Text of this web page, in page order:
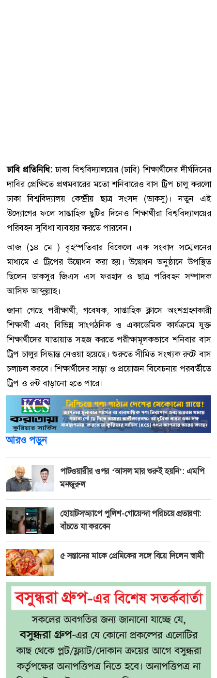
ঢাবি প্রতিনিধি:ঢাকা বিশ্ববিদ্যালয়ের (ঢাবি) শিক্ষার্থীদের দীর্ঘদিনের
দাবির প্রেক্ষিতে প্রথমবারের মতো শনিবারেও বাস ট্রিপ চালু করলো
ঢাকা বিশ্ববিদ্যালয় কেন্দ্রীয় ছাত্র সংসদ (ডাকসু)। নতুন এই
উদ্যোগের ফলে সাপ্তাহিক ছুটির দিনেও শিক্ষার্থীরা বিশ্ববিদ্যালয়ের
পরিবহন সুবিধা ব্যবহার করতে পারবেন।
আজ (১৪ মে ) বৃহস্পতিবার বিকেলে এক সংবাদ সম্মেলনের
মাধ্যমে এ ট্রিপের উদ্বোধন করা হয়। উদ্বোধন অনুষ্ঠানে উপস্থিত
ছিলেন ডাকসুর জিএস এস ফরহাদ ও ছাত্র পরিবহন সম্পাদক
আসিফ আব্দুল্লাহ।
জানা গেছে পরীক্ষার্থী, গবেষক, সাপ্তাহিক ক্লাসে অংশগ্রহণকারী
শিক্ষার্থী এবং বিভিন্ন সাংগঠনিক ও একাডেমিক কার্যক্রমে যুক্ত
শিক্ষার্থীদের যাতায়াত সহজ করতে পরীক্ষামূলকভাবে শনিবার বাস
ট্রিপ চালুর সিদ্ধান্ত নেওয়া হয়েছে। শুরুতে সীমিত সংখ্যক রুটে বাস
চলাচল করবে। শিক্ষার্থীদের সাড়া ও প্রয়োজন বিবেচনায় পরবর্তীতে
ট্রিপ ও রুট বাড়ানো হতে পারে।
আরও পড়ুন
পাটওয়ারীর ওপর ‘আসল মার শুরুই হয়নি’: এমপি
মনজুরুল
হোয়াটসঅ্যাপে পুলিশ-গোয়েন্দা পরিচয়ে প্রতারণা:
বাঁচতে যা করবেন
৫ সন্তানের মাকে প্রেমিকের সঙ্গে বিয়ে দিলেন স্বামী